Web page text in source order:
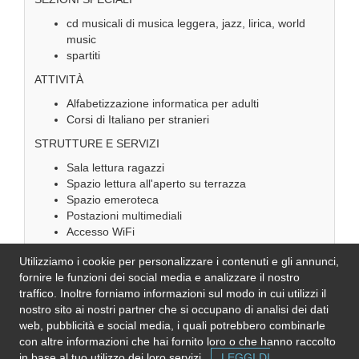
cd musicali di musica leggera, jazz, lirica, world
music
spartiti
ATTIVITÀ
Alfabetizzazione informatica per adulti
Corsi di Italiano per stranieri
STRUTTURE E SERVIZI
Sala lettura ragazzi
Spazio lettura all'aperto su terrazza
Spazio emeroteca
Postazioni multimediali
Accesso WiFi
Accesso disabili totale
ORARIO
Lunedì 14:00 - 19:00
Martedì 9:00 . 14:00
Mercoledì 14:00 - 19:00
Giovedì 9:00 - 14:00
Utilizziamo i cookie per personalizzare i contenuti e gli annunci,
fornire le funzioni dei social media e analizzare il nostro
traffico. Inoltre forniamo informazioni sul modo in cui utilizzi il
nostro sito ai nostri partner che si occupano di analisi dei dati
web, pubblicità e social media, i quali potrebbero combinarle
con altre informazioni che hai fornito loro o che hanno raccolto